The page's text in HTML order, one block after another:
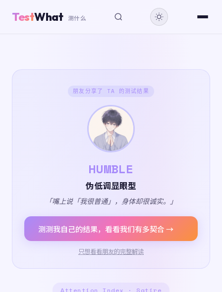
TestWhat 测什么
朋友分享了 TA 的测试结果
HUMBLE
伪低调显眼型
「嘴上说「我很普通」，身体却很诚实。」
测测我自己的结果，看看我们有多契合 →
只想看看朋友的完整解读